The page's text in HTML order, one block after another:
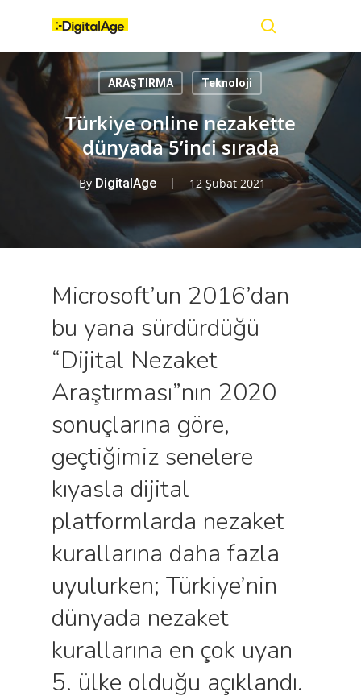
content
ARAŞTIRMA Teknoloji
Türkiye online nezakette
dünyada 5’inci sırada
By DigitalAge 12 Şubat 2021
Microsoft’un 2016’dan
bu yana sürdürdüğü
“Dijital Nezaket
Araştırması”nın 2020
sonuçlarına göre,
geçtiğimiz senelere
kıyasla dijital
platformlarda nezaket
kurallarına daha fazla
uyulurken; Türkiye’nin
dünyada nezaket
kurallarına en çok uyan
5. ülke olduğu açıklandı.